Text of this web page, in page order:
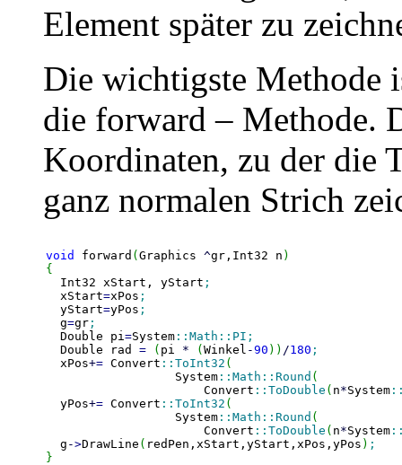
Element später zu
Die wichtigste Methode
die forward – Methode.
Koordinaten, zu der die
ganz normalen Strich
void forward (Graphics ^gr,Int32 n )
{
  Int32 xStart, yStart
;
  xStart
=xPos ;
  yStart
=yPos ;
  g
=gr ;
  Double pi
=System :: Math :: PI ;
  Double rad
= ( pi * (Winkel -90 ) ) /180 ;
  xPos
+= Convert :: ToInt32 (
	          System
:: Math :: Round (
		      Convert
:: ToDouble ( n*System
  yPos
+= Convert :: ToInt32 (
		  System
:: Math :: Round (
		      Convert
:: ToDouble ( n*System
  g
->DrawLine ( redPen,xStart,yStart,xPos,yPos ) ;
}